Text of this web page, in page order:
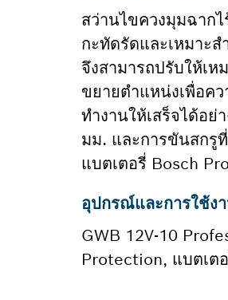
สว่านไขควงมุมฉาก
กะทัดรัดและเหมาะ
จึงสามารถปรับให้เ
ขยายตำแหน่งเพื่อค
ทำงานให้เสร็จได้อย่
มม. และการขันสกรู
แบตเตอรี่ Bosch
อุปกรณ์และการใช้ง
GWB 12V-10
Protection, แบตเต